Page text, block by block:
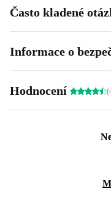
Často kladené
Informace o
Hodnocení